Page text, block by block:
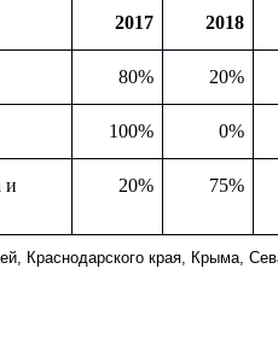
2017 2018
80% 20%
100% 0%
и
20% 75%
Краснодарского края, Крыма,